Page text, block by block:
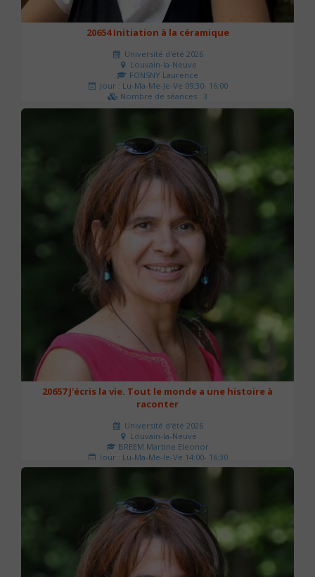
20654 Initiation à la céramique
Université d'été 2026
Louvain-la-Neuve
FONSNY Laurence
Jour : Lu-Ma-Me-Je-Ve 09:30- 16:00
Nombre de séances : 3
190 €
20657 J'écris la vie. Tout le monde a une histoire à
raconter
Université d'été 2026
Louvain-la-Neuve
BREEM Martine Eleonor
Jour : Lu-Ma-Me-Je-Ve 14:00- 16:30
Nombre de séances : 3